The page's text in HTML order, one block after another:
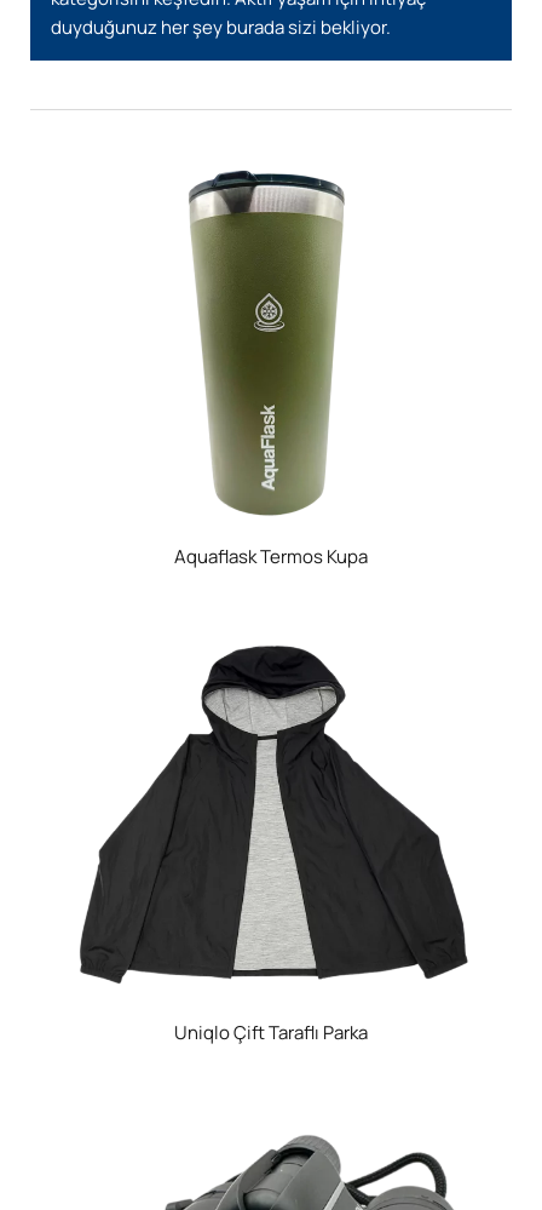
duyduğunuz her şey burada sizi bekliyor.
Aquaflask Termos Kupa
Uniqlo Çift Taraflı Parka